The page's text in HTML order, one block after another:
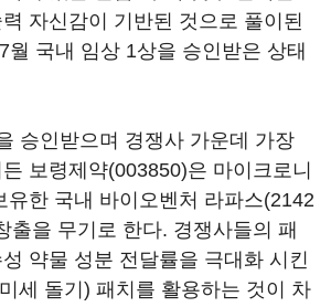
자신감이 기반된 것으로 풀이된
월 국내 임상 1상을 승인받은 상태
승인받으며 경쟁사 가운데 가장
보령제약(003850)은 마이크로니
유한 국내 바이오벤처 라파스(2142
출을 무기로 한다. 경쟁사들의 패
약물 성분 전달률을 극대화 시킨
세 돌기) 패치를 활용하는 것이 차